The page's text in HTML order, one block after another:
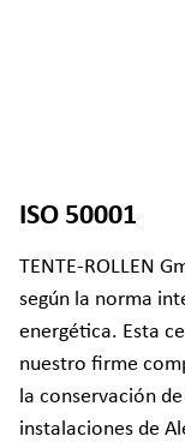
ISO 50001
TENTE-ROLLEN
según la norma
energética. Esta
nuestro firme
la conservación
instalaciones de